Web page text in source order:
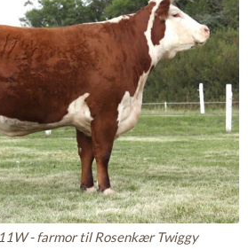
- farmor til Rosenkær Twiggy